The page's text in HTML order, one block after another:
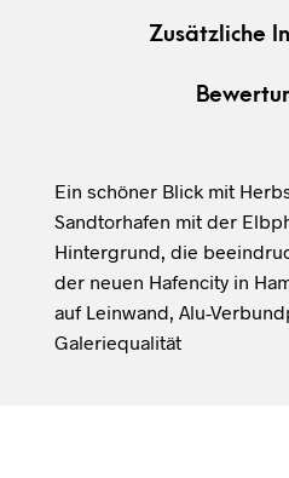
Zusätzliche
Ein schöner Blick mit
Sandtorhafen mit der
Hintergrund, die
der neuen Hafencity in
auf Leinwand, Alu-
Galeriequalität